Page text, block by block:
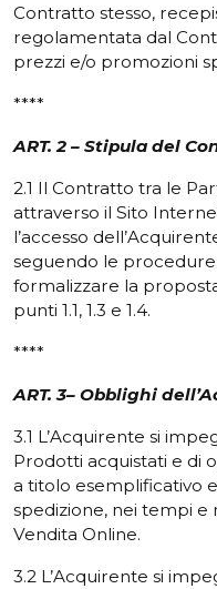
Contratto stesso,
regolamentata dal
prezzi e/o promozioni
****
ART. 2 – Stipula del
2.1 Il Contratto tra le
attraverso il Sito
l’accesso
seguendo le procedure
formalizzare la
punti 1.1, 1.3 e 1.4.
****
ART. 3– Obblighi
3.1 L’Acquirente si
Prodotti acquistati e di
a titolo esemplificativo
spedizione, nei tempi e
Vendita Online.
3.2 L’Acquirente si